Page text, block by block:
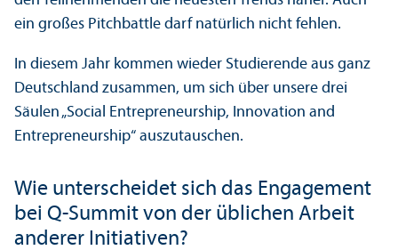
ein großes Pitchbattle darf natürlich nicht fehlen.
In diesem Jahr kommen wieder Studierende aus ganz
Deutschland zusammen, um sich über unsere drei
Säulen „Social Entrepreneur­ship, Innovation and
Entrepreneur­ship“ auszutauschen.
Wie unter­scheidet sich das Engagement
bei Q-Summit von der üblichen Arbeit
anderer Initiativen?